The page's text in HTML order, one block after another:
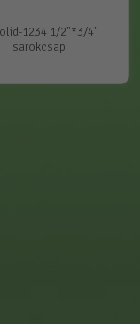
1234 1/2"*3/4"
sarokcsap